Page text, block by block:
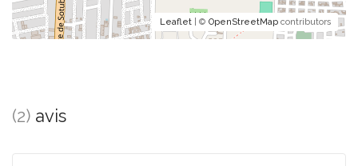
Leaflet | © OpenStreetMap contributors
(2) avis